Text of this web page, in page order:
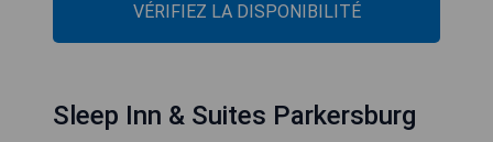
VÉRIFIEZ LA DISPONIBILITÉ
Sleep Inn & Suites Parkersburg